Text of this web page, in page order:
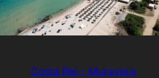
Costa Rei – Muravera